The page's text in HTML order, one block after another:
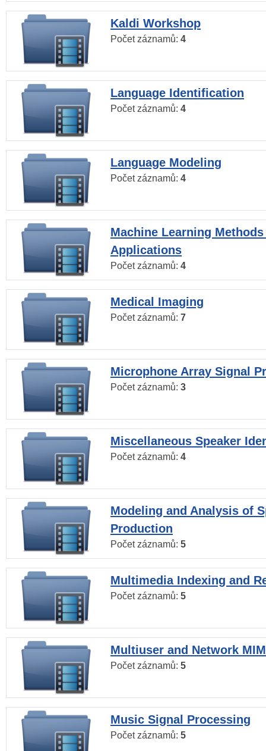
Kaldi Workshop
Počet záznamů: 4
Language Identification
Počet záznamů: 4
Language Modeling
Počet záznamů: 4
Machine Learning
Applications
Počet záznamů: 4
Medical Imaging
Počet záznamů: 7
Microphone Array Signal
Počet záznamů: 3
Miscellaneous Speaker
Počet záznamů: 4
Modeling and Analysis of
Production
Počet záznamů: 5
Multimedia Indexing and
Počet záznamů: 5
Multiuser and Network
Počet záznamů: 5
Music Signal Processing
Počet záznamů: 5